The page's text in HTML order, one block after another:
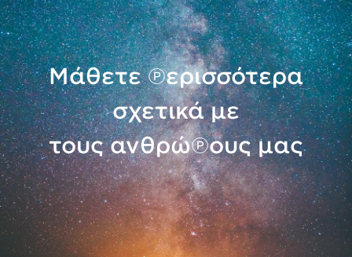
Μάθετε περισσότερα
σχετικά με
τους ανθρώπους μας